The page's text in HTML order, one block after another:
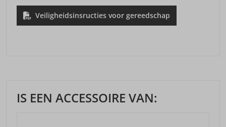
Veiligheidsinsructies voor gereedschap
IS EEN ACCESSOIRE VAN: